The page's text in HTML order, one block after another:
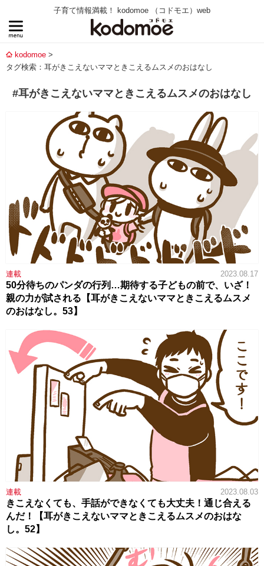
子育て情報満載！ kodomoe （コドモエ）web
kodomoe
タグ検索：耳がきこえないママときこえるムスメのおはなし
#耳がきこえないママときこえるムスメのおはなし
連載 2023.08.17
50分待ちのパンダの行列…期待する子どもの前で、いざ！
親の力が試される【耳がきこえないママときこえるムスメ
のおはなし。53】
連載 2023.08.03
きこえなくても、手話ができなくても大丈夫！通じ合える
んだ！【耳がきこえないママときこえるムスメのおはな
し。52】